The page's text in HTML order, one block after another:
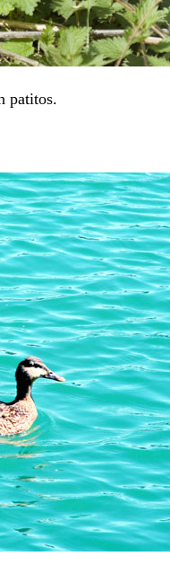
patitos.